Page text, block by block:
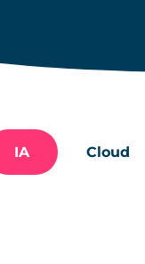
IA Cloud